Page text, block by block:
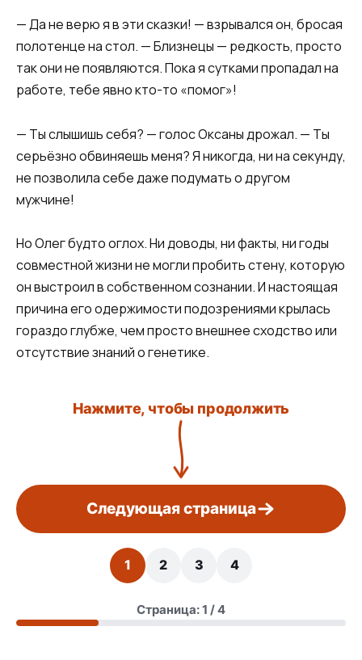
— Да не верю я в эти сказки! — взрывался он, бросая
полотенце на стол. — Близнецы — редкость, просто
так они не появляются. Пока я сутками пропадал на
работе, тебе явно кто-то «помог»!
— Ты слышишь себя? — голос Оксаны дрожал. — Ты
серьёзно обвиняешь меня? Я никогда, ни на секунду,
не позволила себе даже подумать о другом
мужчине!
Но Олег будто оглох. Ни доводы, ни факты, ни годы
совместной жизни не могли пробить стену, которую
он выстроил в собственном сознании. И настоящая
причина его одержимости подозрениями крылась
гораздо глубже, чем просто внешнее сходство или
отсутствие знаний о генетике.
Нажмите, чтобы продолжить
Следующая страница
1 2 3 4
Страница: 1 / 4